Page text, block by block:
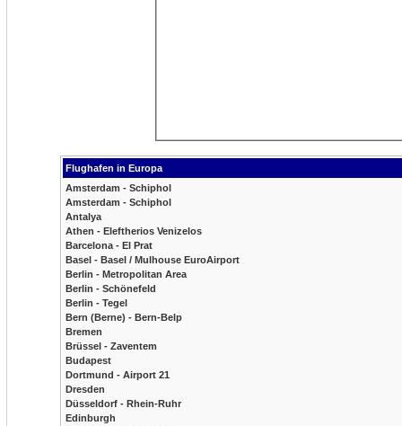
Flughafen in Europa
Amsterdam - Schiphol
Amsterdam - Schiphol
Antalya
Athen - Eleftherios Venizelos
Barcelona - El Prat
Basel - Basel / Mulhouse EuroAirport
Berlin - Metropolitan Area
Berlin - Schönefeld
Berlin - Tegel
Bern (Berne) - Bern-Belp
Bremen
Brüssel - Zaventem
Budapest
Dortmund - Airport 21
Dresden
Düsseldorf - Rhein-Ruhr
Edinburgh